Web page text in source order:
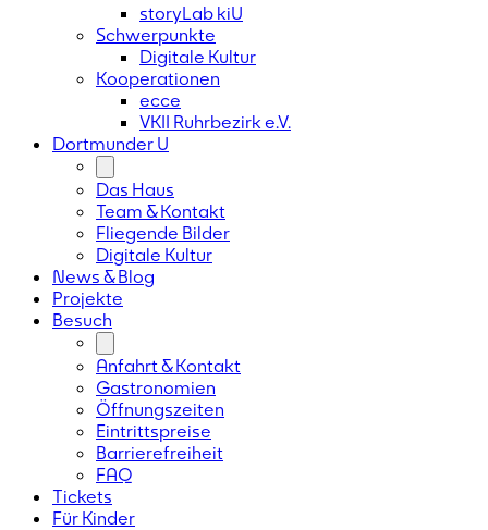
storyLab kiU
Schwerpunkte
Digitale Kultur
Kooperationen
ecce
VKII Ruhrbezirk e.V.
Dortmunder U
Das Haus
Team & Kontakt
Fliegende Bilder
Digitale Kultur
News & Blog
Projekte
Besuch
Anfahrt & Kontakt
Gastronomien
Öffnungszeiten
Eintrittspreise
Barrierefreiheit
FAQ
Tickets
Für Kinder